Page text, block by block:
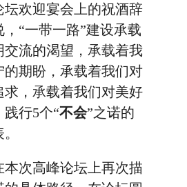
欢迎宴会上的祝酒辞
“一带一路”建设承载
交流的渴望，承载着我
的期盼，承载着我们对
求，承载着我们对美好
行5个“不会”之诺的
次高峰论坛上再次描